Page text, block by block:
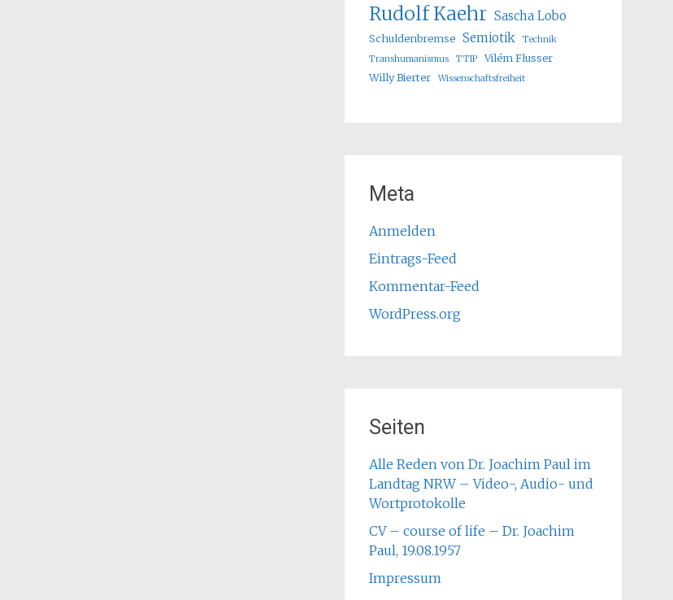
Rudolf Kaehr Sascha Lobo
Schuldenbremse Semiotik
Technik
Transhumanismus
TTIP
Vilém Flusser
Willy Bierter
Wissenschaftsfreiheit
Meta
Anmelden
Eintrags-Feed
Kommentar-Feed
WordPress.org
Seiten
Alle Reden von Dr. Joachim Paul im
Landtag NRW – Video-, Audio- und
Wortprotokolle
CV – course of life – Dr. Joachim
Paul, 19.08.1957
Impressum